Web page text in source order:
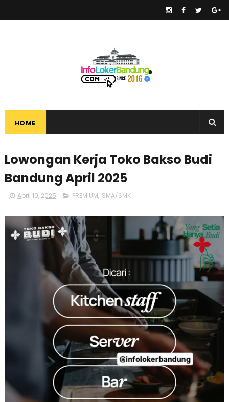
HOME
Lowongan Kerja Toko Bakso Budi
Bandung April 2025
April 10, 2025 PREMIUM, SMA/SMK